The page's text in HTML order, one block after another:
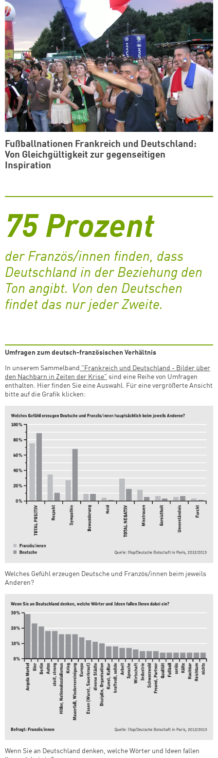
Fußballnationen Frankreich und Deutschland:
Von Gleichgültigkeit zur gegenseitigen
Inspiration
75 Prozent
der Französ/innen finden, dass
Deutschland in der Beziehung den
Ton angibt. Von den Deutschen
findet das nur jeder Zweite.
Umfragen zum deutsch-französischen Verhältnis
In unserem Sammelband "Frankreich und Deutschland - Bilder über
den Nachbarn in Zeiten der Krise" sind eine Reihe von Umfragen
enthalten. Hier finden Sie eine Auswahl. Für eine vergrößerte Ansicht
bitte auf die Grafik klicken:
Welches Gefühl erzeugen Deutsche und Französ/innen beim jeweils
Anderen?
Wenn Sie an Deutschland denken, welche Wörter und Ideen fallen